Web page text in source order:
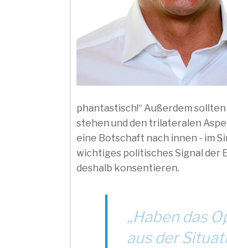
phantastisch!“ Außerdem sollten
stehen und den trilateralen
eine Botschaft nach innen - im
wichtiges politisches Signal der
deshalb konsentieren.
„Haben das
aus der